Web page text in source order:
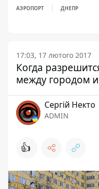
АЭРОПОРТ
ДНЕПР
17:03, 17 лютого 2017
Когда
между городом
Сергій Некто
ADMIN
👍